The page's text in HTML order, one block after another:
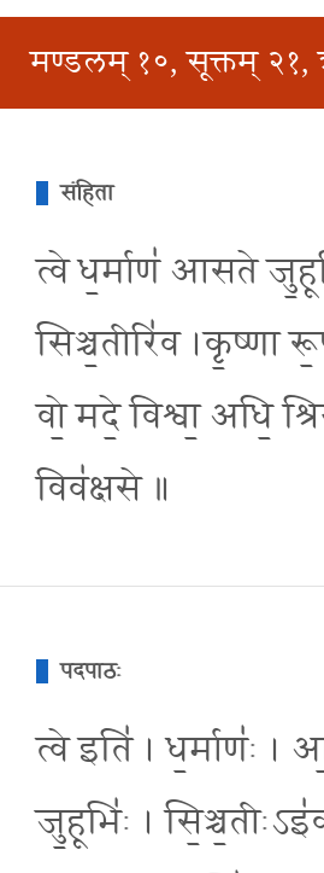
मण्डलम् १०, सूक्तम्
संहिता
त्वे ध॒र्माण॑ आसते
सिञ्च॒तीरि॑व ।कृ॒ष्णा
वो॒ मदे॒ विश्वा॒ अधि॒
विव॑क्षसे ॥
पदपाठः
त्वे इति॑ । ध॒र्माणः॑ ।
जु॒हूभिः॑ ।